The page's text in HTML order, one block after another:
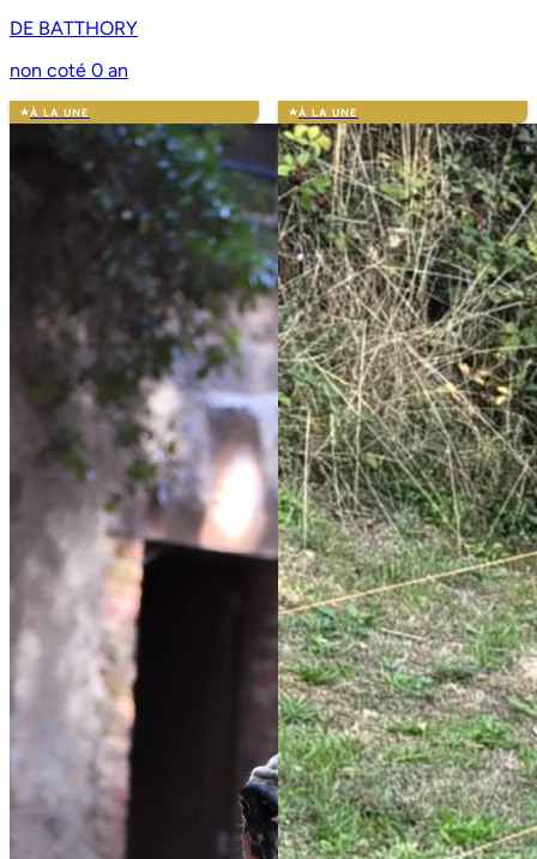
DE BATTHORY
non coté 0 an
À LA UNE À LA UNE